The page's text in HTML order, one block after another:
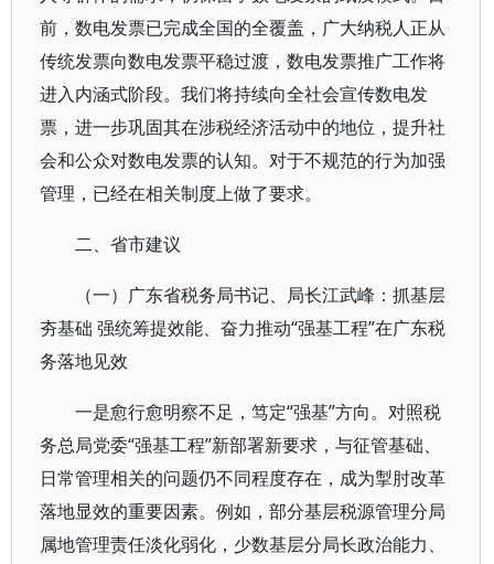
前，数电发票已完成全国的全覆盖，广大纳税人正从
传统发票向数电发票平稳过渡，数电发票推广工作将
进入内涵式阶段。我们将持续向全社会宣传数电发
票，进一步巩固其在涉税经济活动中的地位，提升社
会和公众对数电发票的认知。对于不规范的行为加强
管理，已经在相关制度上做了要求。
二、省市建议
（一）广东省税务局书记、局长江武峰：抓基层
夯基础 强统筹提效能、奋力推动“强基工程”在广东税
务落地见效
一是愈行愈明察不足，笃定“强基”方向。对照税
务总局党委“强基工程”新部署新要求，与征管基础、
日常管理相关的问题仍不同程度存在，成为掣肘改革
落地显效的重要因素。例如，部分基层税源管理分局
属地管理责任淡化弱化，少数基层分局长政治能力、